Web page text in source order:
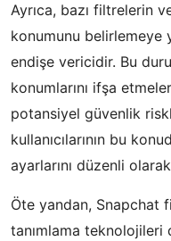
Ayrıca, bazı filtrelerin
konumunu
endişe vericidir. Bu
konumlarını ifşa
potansiyel güvenlik
kullanıcılarının bu
ayarlarını düzenli
Öte yandan, Snapchat
tanımlama teknolojileri